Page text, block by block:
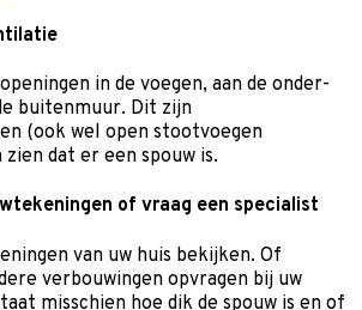
in de voegen, aan de onder-
buitenmuur. Dit zijn
(ook wel open stootvoegen
dat er een spouw is.
of vraag een specialist
van uw huis bekijken. Of
verbouwingen opvragen bij uw
misschien hoe dik de spouw is en of